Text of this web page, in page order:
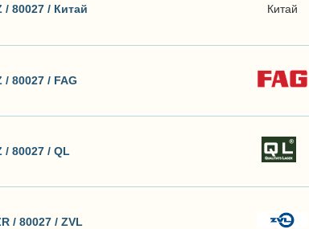
80027 / Китай Китай
80027 / FAG
80027 / QL
/ 80027 / ZVL